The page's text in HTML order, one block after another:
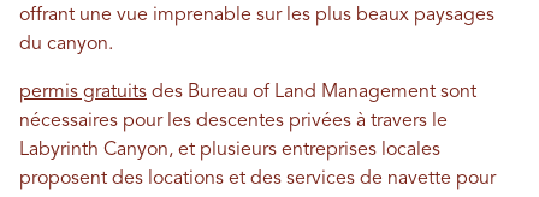
offrant une vue imprenable sur les plus beaux paysages
du canyon.
permis gratuits des Bureau of Land Management sont
nécessaires pour les descentes privées à travers le
Labyrinth Canyon, et plusieurs entreprises locales
proposent des locations et des services de navette pour